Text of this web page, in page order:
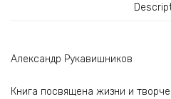
Александр Рукавишников
Книга посвящена жизни и